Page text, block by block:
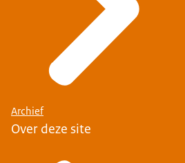
Archief
Over deze site